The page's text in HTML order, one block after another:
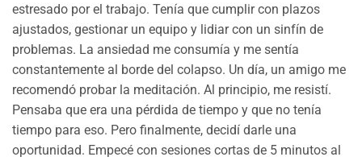
estresado por el trabajo. Tenía que cumplir con plazos
ajustados, gestionar un equipo y lidiar con un sinfín de
problemas. La ansiedad me consumía y me sentía
constantemente al borde del colapso. Un día, un amigo me
recomendó probar la meditación. Al principio, me resistí.
Pensaba que era una pérdida de tiempo y que no tenía
tiempo para eso. Pero finalmente, decidí darle una
oportunidad. Empecé con sesiones cortas de 5 minutos al